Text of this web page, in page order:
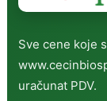
Sve cene koje
uračunat PDV.